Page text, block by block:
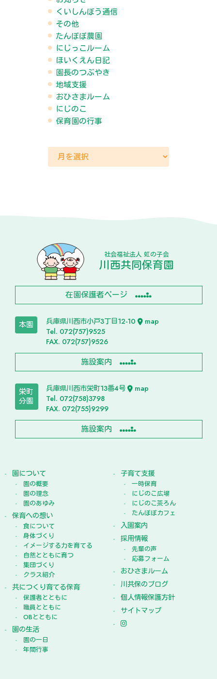
くいしんぼう通信
その他
たんぽぽ農園
にじっこルーム
ほいくえん日記
園長のつぶやき
地域支援
おひさまルーム
にじのこ
保育園の行事
社会福祉法人 虹の子会
川西共同保育園
在園保護者ページ
本園 兵庫県川西市小戸3丁目12-10
map
Tel. 072(757)9525
FAX. 072(757)9526
施設案内
栄町
分園
兵庫県川西市栄町13番4号
map
Tel. 072(758)3798
FAX. 072(755)9299
施設案内
園について
園の概要
園の理念
園のあゆみ
保育への想い
食について
身体づくり
イメージする力を育てる
自然とともに育つ
集団づくり
クラス紹介
共につくり育てる保育
保護者とともに
職員とともに
OBとともに
園の生活
園の一日
年間行事
子育て支援
一時保育
にじのこ広場
にじのこ茶ろん
たんぽぽカフェ
入園案内
採用情報
先輩の声
応募フォーム
おひさまルーム
川共保のブログ
個人情報保護方針
サイトマップ